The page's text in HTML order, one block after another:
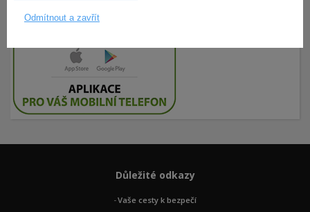
Odmítnout a zavřít
Důležité odkazy
Vaše cesty k bezpečí